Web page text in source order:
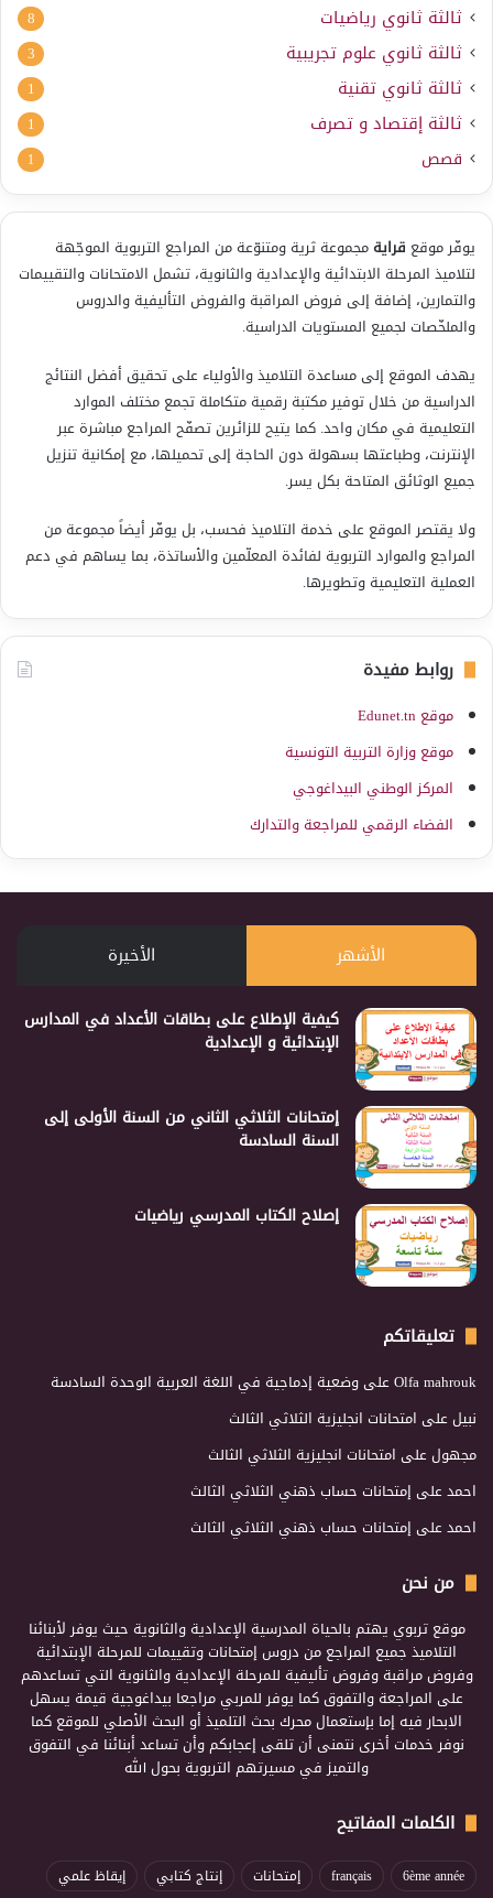
ثالثة ثانوي رياضيات 8
ثالثة ثانوي علوم تجريبية 3
ثالثة ثانوي تقنية 1
ثالثة إقتصاد و تصرف 1
قصص 1
يوفّر موقع قرايةمجموعة ثرية ومتنوّعة من المراجع التربوية الموجّهة
لتلاميذ المرحلة الابتدائية والإعدادية والثانوية، تشمل الامتحانات والتقييمات
والتمارين، إضافة إلى فروض المراقبة والفروض التأليفية والدروس
والملخّصات لجميع المستويات الدراسية.
يهدف الموقع إلى مساعدة التلاميذ والأولياء على تحقيق أفضل النتائج
الدراسية من خلال توفير مكتبة رقمية متكاملة تجمع مختلف الموارد
التعليمية في مكان واحد. كما يتيح للزائرين تصفّح المراجع مباشرة عبر
الإنترنت، وطباعتها بسهولة دون الحاجة إلى تحميلها، مع إمكانية تنزيل
جميع الوثائق المتاحة بكل يسر.
ولا يقتصر الموقع على خدمة التلاميذ فحسب، بل يوفّر أيضاً مجموعة من
المراجع والموارد التربوية لفائدة المعلّمين والأساتذة، بما يساهم في دعم
العملية التعليمية وتطويرها.
روابط مفيدة
موقع Edunet.tn
موقع وزارة التربية التونسية
المركز الوطني البيداغوجي
الفضاء الرقمي للمراجعة والتدارك
الأشهر الأخيرة
كيفية الإطلاع على بطاقات الأعداد في المدارس
الإبتدائية و الإعدادية
إمتحانات الثلاثي الثاني من السنة الأولى إلى
السنة السادسة
إصلاح الكتاب المدرسي رياضيات
تعليقاتكم
Olfa mahroukعلى وضعية إدماجية في اللغة العربية الوحدة السادسة
نبيلعلى امتحانات انجليزية الثلاثي الثالث
مجهولعلى امتحانات انجليزية الثلاثي الثالث
احمدعلى إمتحانات حساب ذهني الثلاثي الثالث
احمدعلى إمتحانات حساب ذهني الثلاثي الثالث
من نحن
موقع تربوي يهتم بالحياة المدرسية الإعدادية والثانوية حيث يوفر لأبنائنا
التلاميذ جميع المراجع من دروس إمتحانات وتقييمات للمرحلة الإبتدائية
وفروض مراقبة وفروض تأليفية للمرحلة الإعدادية والثانوية التي تساعدهم
على المراجعة والتفوق كما يوفر للمربي مراجعا بيداغوجية قيمة يسهل
الابحار فيه إما بإستعمال محرك بحث التلميذ أو البحث الأصلي للموقع كما
نوفر خدمات أخرى نتمنى أن تلقى إعجابكم وأن تساعد أبنائنا في التفوق
والتميز في مسيرتهم التربوية بحول الله
الكلمات المفاتيح
6ème année
français إمتحانات إنتاج كتابي إيقاظ علمي